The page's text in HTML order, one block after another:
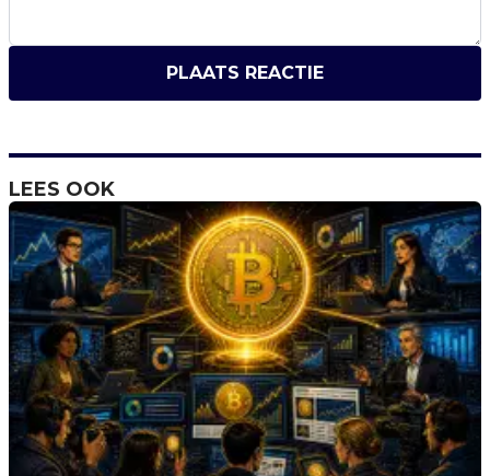
PLAATS REACTIE
LEES OOK